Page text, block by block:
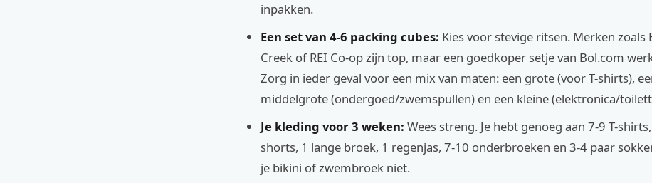
inpakken.
Een set van 4-6 packing cubes: Kies voor stevige ritsen. Merken zoals
Creek of REI Co-op zijn top, maar een goedkoper setje van Bol.com
Zorg in ieder geval voor een mix van maten: een grote (voor T-shirts),
middelgrote (ondergoed/zwemspullen) en een kleine (elektronica/
Je kleding voor 3 weken: Wees streng. Je hebt genoeg aan 7-9 T-
shorts, 1 lange broek, 1 regenjas, 7-10 onderbroeken en 3-4 paar
je bikini of zwembroek niet.